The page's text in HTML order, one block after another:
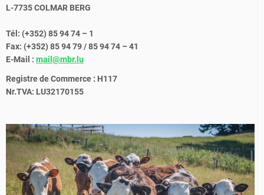
L-7735 COLMAR BERG
Tél: (+352) 85 94 74 – 1
Fax: (+352) 85 94 79 / 85 94 74 – 41
E-Mail : mail@mbr.lu
Registre de Commerce : H117
Nr.TVA: LU32170155